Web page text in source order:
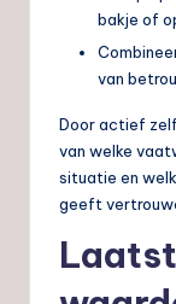
bakje of
van
Door actief
van welke
situatie en
geeft